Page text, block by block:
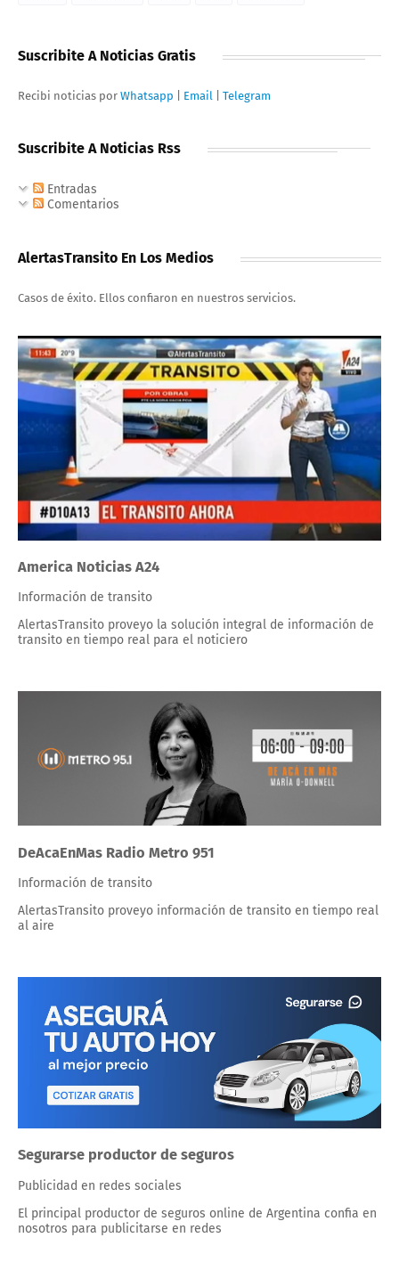
Suscribite A Noticias Gratis
Recibi noticias por Whatsapp Email Telegram
Suscribite A Noticias Rss
Entradas
Comentarios
AlertasTransito En Los Medios
Casos de éxito. Ellos confiaron en nuestros servicios.
America Noticias A24
Información de transito
AlertasTransito proveyo la solución integral de información de
transito en tiempo real para el noticiero
DeAcaEnMas Radio Metro 951
Información de transito
AlertasTransito proveyo información de transito en tiempo real
al aire
Segurarse productor de seguros
Publicidad en redes sociales
El principal productor de seguros online de Argentina confia en
nosotros para publicitarse en redes